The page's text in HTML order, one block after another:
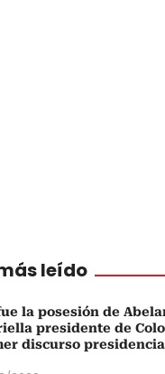
leído
la posesión de
presidente de
discurso